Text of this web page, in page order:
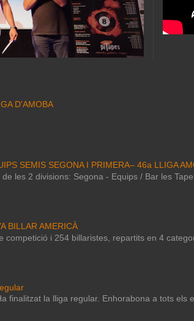
D'AMOBA
SEMIS SEGONA I PRIMERA– 46a LLIGA
les 2 divisions: Segona - Equips / Bar les
BILLAR AMERICÀ
competició i 254 billaristes, repartits en 4
finalitzat la lliga regular. Enhorabona a tots